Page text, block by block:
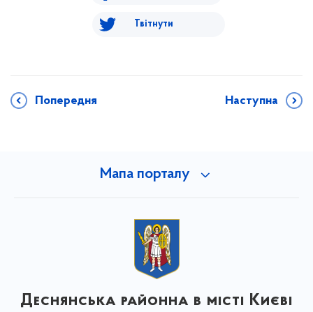
Твітнути
Попередня Наступна
Мапа порталу
Деснянська районна в місті Києві